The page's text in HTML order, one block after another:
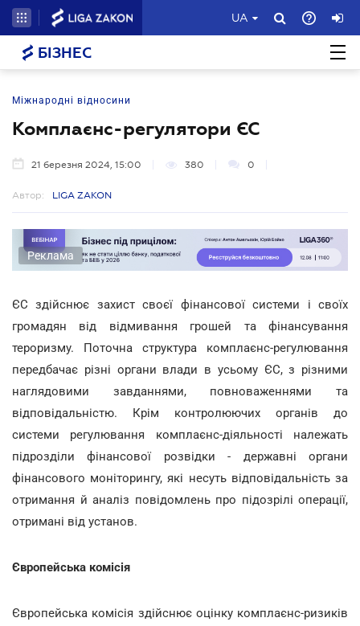
UA
БІЗНЕС
Міжнародні відносини
Комплаєнс-регулятори ЄС
21 березня 2024, 15:00 380 0
Автор: LIGA ZAKON
Реклама
ЄС здійснює захист своєї фінансової системи і своїх
громадян від відмивання грошей та фінансування
тероризму. Поточна структура комплаєнс-регулювання
передбачає різні органи влади в усьому ЄС, з різними
наглядовими завданнями, повноваженнями та
відповідальністю. Крім контролюючих органів до
системи регулювання комплаєнс-діяльності належать
підрозділи фінансової розвідки - державні органи
фінансового моніторингу, які несуть відповідальність за
отримання й аналіз повідомлень про підозрілі операції,
отримані від установ.
Європейська комісія
Європейська комісія здійснює оцінку комплаєнс-ризиків